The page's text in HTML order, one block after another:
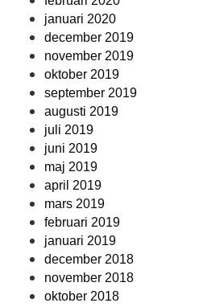
januari 2020
december 2019
november 2019
oktober 2019
september 2019
augusti 2019
juli 2019
juni 2019
maj 2019
april 2019
mars 2019
februari 2019
januari 2019
december 2018
november 2018
oktober 2018